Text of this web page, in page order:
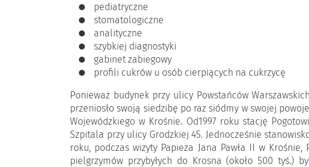
pediatryczne
stomatologiczne
analityczne
szybkiej diagnostyki
gabinet zabiegowy
profili cukrów u osób cierpiących na cukrzycę
Ponieważ budynek przy ulicy Powstańców
przeniosło swoją siedzibę po raz siódmy w swojej
Wojewódzkiego w Krośnie. Od1997 roku stację
Szpitala przy ulicy Grodzkiej 45. Jednocześnie
roku, podczas wizyty Papieża Jana Pawła II w
pielgrzymów przybyłych do Krosna (około 500 tyś.)